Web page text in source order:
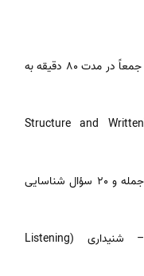
شامل 105 سؤال می‌باشند، و داوطلبان باید جمعاً در مدت 80 دقیقه به
بخش اول: ساختار و بیان نوشتاری (Structure and Written
تعداد سؤالات 35 سوال (15 سؤال تکمیل جمله و 20 سؤال شناسایی
بخش دوم: درک مطلب شفاهی – شنیداری (Listening